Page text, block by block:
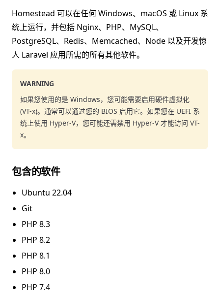
Homestead 可以在任何 Windows、macOS 或 Linux 系
统上运行，并包括 Nginx、PHP、MySQL、
PostgreSQL、Redis、Memcached、Node 以及开发惊
人 Laravel 应用所需的所有其他软件。
WARNING
如果您使用的是 Windows，您可能需要启用硬件虚拟化
(VT-x)。通常可以通过您的 BIOS 启用它。如果您在 UEFI 系
统上使用 Hyper-V，您可能还需禁用 Hyper-V 才能访问 VT-
x。
包含的软件
Ubuntu 22.04
Git
PHP 8.3
PHP 8.2
PHP 8.1
PHP 8.0
PHP 7.4